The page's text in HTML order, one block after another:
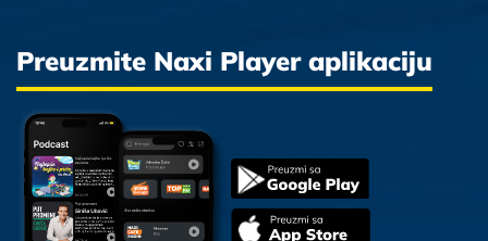
Preuzmite Naxi Player aplikaciju